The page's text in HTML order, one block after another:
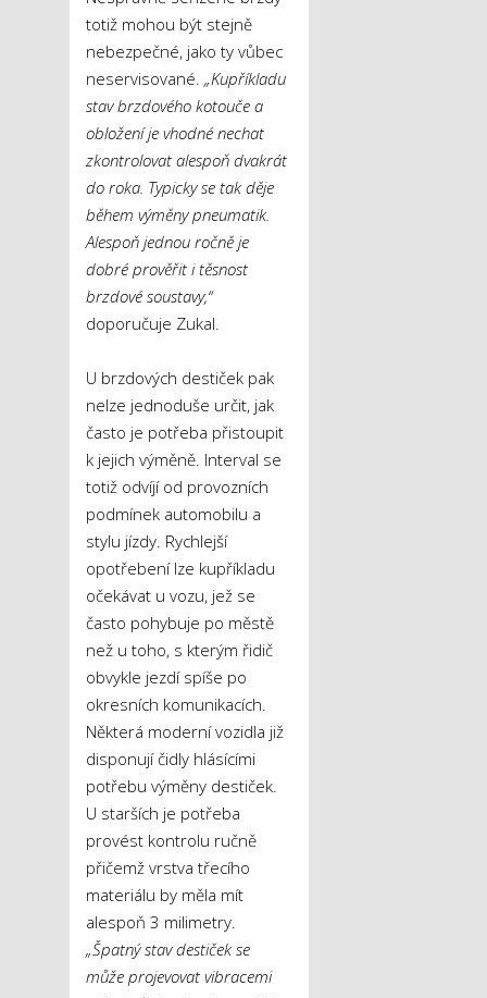
totiž mohou být stejně
nebezpečné, jako ty vůbec
neservisované. „Kupříkladu
stav brzdového kotouče a
obložení je vhodné nechat
zkontrolovat alespoň dvakrát
do roka. Typicky se tak děje
během výměny pneumatik.
Alespoň jednou ročně je
dobré prověřit i těsnost
brzdové soustavy,“
doporučuje Zukal.
U brzdových destiček pak
nelze jednoduše určit, jak
často je potřeba přistoupit
k jejich výměně. Interval se
totiž odvíjí od provozních
podmínek automobilu a
stylu jízdy. Rychlejší
opotřebení lze kupříkladu
očekávat u vozu, jež se
často pohybuje po městě
než u toho, s kterým řidič
obvykle jezdí spíše po
okresních komunikacích.
Některá moderní vozidla již
disponují čidly hlásícími
potřebu výměny destiček.
U starších je potřeba
provést kontrolu ručně
přičemž vrstva třecího
materiálu by měla mít
alespoň 3 milimetry.
„Špatný stav destiček se
může projevovat vibracemi